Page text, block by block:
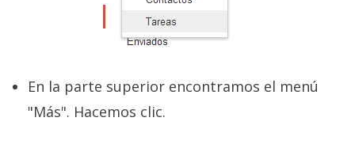
trucos y
tutoriales.
En la parte superior encontramos el menú
"Más". Hacemos clic.